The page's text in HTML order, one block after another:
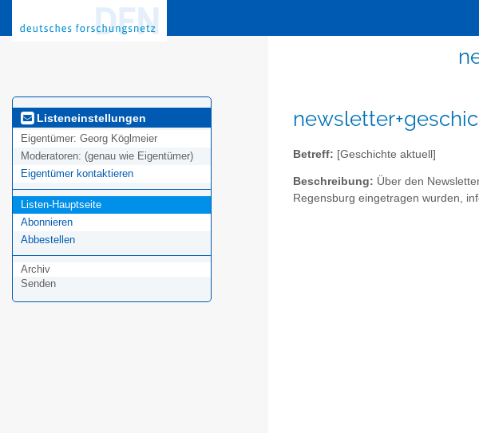
Listeneinstellungen
Eigentümer: Georg Köglmeier
Moderatoren: (genau wie Eigentümer)
Eigentümer kontaktieren
Listen-Hauptseite
Abonnieren
Abbestellen
Archiv
Senden
Betreff: [Geschichte aktuell]
Beschreibung: Über den
Regensburg eingetragen wurden,